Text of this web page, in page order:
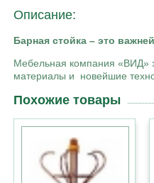
Описание:
Барная стойка – это
Мебельная компания «ВИД»
материалы и новейшие
Похожие товары